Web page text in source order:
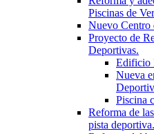
Piscinas de
Nuevo Centro
Proyecto de
Deportivas.
Edificio
Nueva
Piscina
Reforma de
pista